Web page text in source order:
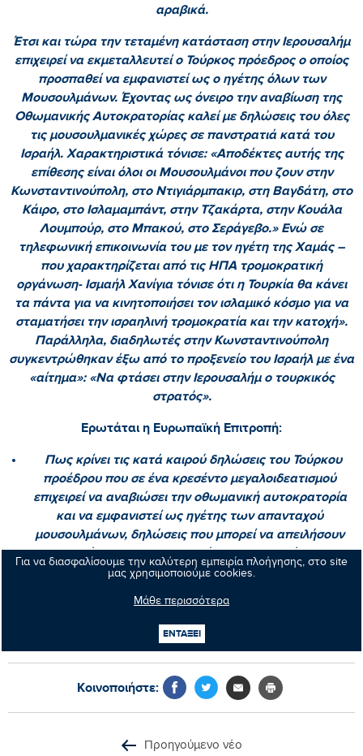
Για να διασφαλίσουμε την καλύτερη εμπειρία πλοήγησης, στο site
μας χρησιμοποιούμε cookies.
Μάθε περισσότερα
ΕΝΤΑΞΕΙ
αραβικά.
Έτσι και τώρα την τεταμένη κατάσταση στην Ιερουσαλήμ
επιχειρεί να εκμεταλλευτεί ο Τούρκος πρόεδρος ο οποίος
προσπαθεί να εμφανιστεί ως ο ηγέτης όλων των
Μουσουλμάνων. Έχοντας ως όνειρο την αναβίωση της
Οθωμανικής Αυτοκρατορίας καλεί με δηλώσεις του όλες
τις μουσουλμανικές χώρες σε πανστρατιά κατά του
Ισραήλ. Χαρακτηριστικά τόνισε: «Αποδέκτες αυτής της
επίθεσης είναι όλοι οι Μουσουλμάνοι που ζουν στην
Κωνσταντινούπολη, στο Ντιγιάρμπακιρ, στη Βαγδάτη, στο
Κάιρο, στο Ισλαμαμπάντ, στην Τζακάρτα, στην Κουάλα
Λουμπούρ, στο Μπακού, στο Σεράγεβο.» Ενώ σε
τηλεφωνική επικοινωνία του με τον ηγέτη της Χαμάς –
που χαρακτηρίζεται από τις ΗΠΑ τρομοκρατική
οργάνωση- Ισμαήλ Χανίγια τόνισε ότι η Τουρκία θα κάνει
τα πάντα για να κινητοποιήσει τον ισλαμικό κόσμο για να
σταματήσει την ισραηλινή τρομοκρατία και την κατοχή».
Παράλληλα, διαδηλωτές στην Κωνσταντινούπολη
συγκεντρώθηκαν έξω από το προξενείο του Ισραήλ με ένα
«αίτημα»: «Να φτάσει στην Ιερουσαλήμ ο τουρκικός
στρατός».
Ερωτάται η Ευρωπαϊκή Επιτροπή:
Πως κρίνει τις κατά καιρού δηλώσεις του Τούρκου
προέδρου που σε ένα κρεσέντο μεγαλοιδεατισμού
επιχειρεί να αναβιώσει την οθωμανική αυτοκρατορία
και να εμφανιστεί ως ηγέτης των απανταχού
μουσουλμάνων, δηλώσεις που μπορεί να απειλήσουν
την ασφάλεια και τη σταθερότητα και να βάλουν σε
κίνδυνο την ειρήνη στην περιοχή της Μέσης Ανατολής
Κοινοποιήστε:
Προηγούμενο νέο